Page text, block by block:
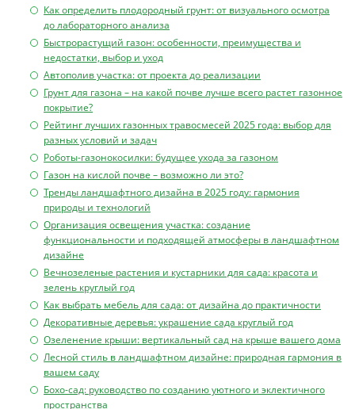
Как определить плодородный грунт: от визуального осмотра
до лабораторного анализа
Быстрорастущий газон: особенности, преимущества и
недостатки, выбор и уход
Автополив участка: от проекта до реализации
Грунт для газона – на какой почве лучше всего растет газонное
покрытие?
Рейтинг лучших газонных травосмесей 2025 года: выбор для
разных условий и задач
Роботы-газонокосилки: будущее ухода за газоном
Газон на кислой почве – возможно ли это?
Тренды ландшафтного дизайна в 2025 году: гармония
природы и технологий
Организация освещения участка: создание
функциональности и подходящей атмосферы в ландшафтном
дизайне
Вечнозеленые растения и кустарники для сада: красота и
зелень круглый год
Как выбрать мебель для сада: от дизайна до практичности
Декоративные деревья: украшение сада круглый год
Озеленение крыши: вертикальный сад на крыше вашего дома
Лесной стиль в ландшафтном дизайне: природная гармония в
вашем саду
Бохо-сад: руководство по созданию уютного и эклектичного
пространства